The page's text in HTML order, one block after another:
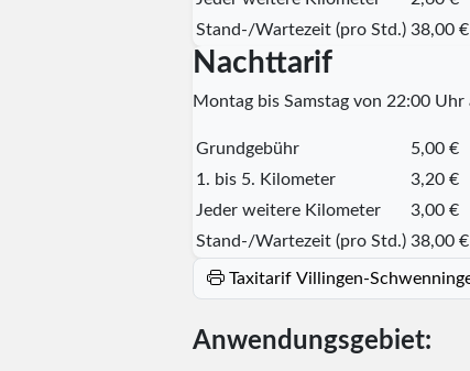
Stand-/Wartezeit (pro Std.) 38,00 €
Nachttarif
Montag bis Samstag von 22:00
Grundgebühr
5,00 €
1. bis 5. Kilometer
3,20 €
Jeder weitere Kilometer
3,00 €
Stand-/Wartezeit (pro Std.) 38,00 €
Taxitarif Villingen-
Anwendungsgebiet: